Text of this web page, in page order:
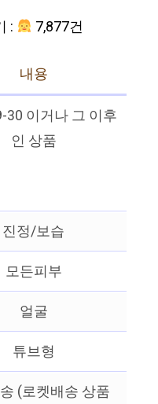
: 7,877건
내용
30 이거나 그 이후
인 상품
진정/보습
모든피부
얼굴
튜브형
(로켓배송 상품